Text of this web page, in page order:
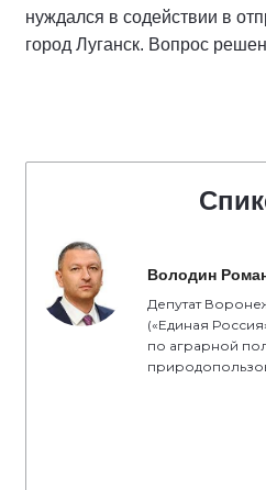
нуждался в содействии в
город Луганск. Вопрос
Володин
Депутат
(«Единая
по аграрной